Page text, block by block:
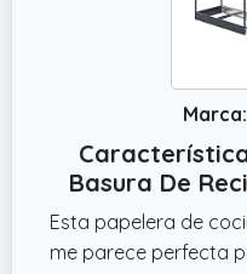
Basura De
Esta papelera de
me parece perfecta